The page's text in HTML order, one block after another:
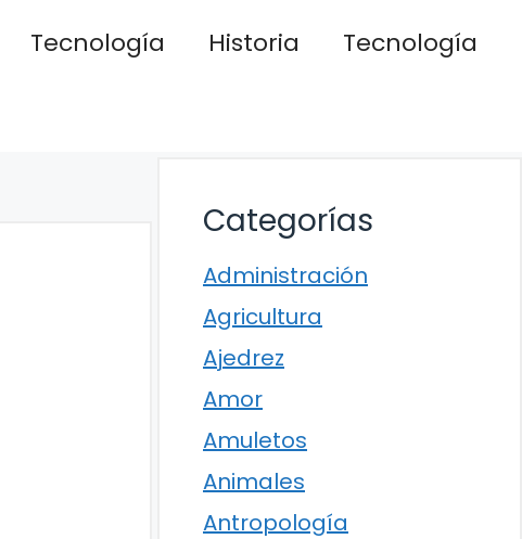
Tecnología Historia
Tecnología
Categorías
Administración
Agricultura
Ajedrez
Amor
Amuletos
Animales
Antropología